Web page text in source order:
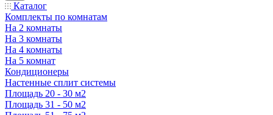
Каталог
Комплекты по комнатам
На 2 комнаты
На 3 комнаты
На 4 комнаты
На 5 комнат
Кондиционеры
Настенные сплит системы
Площадь 20 - 30 м2
Площадь 31 - 50 м2